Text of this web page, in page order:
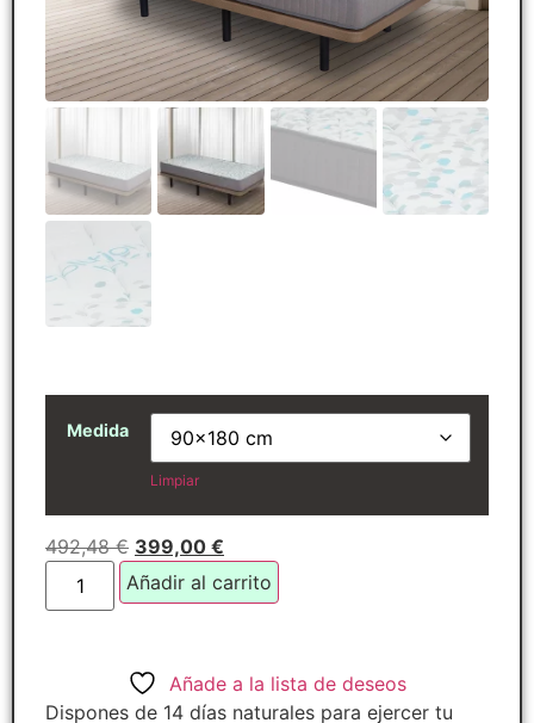
Medida
Limpiar
492,48€ 399,00 €
Añadir al carrito
Añade a la lista de deseos
Dispones de 14 días naturales para ejercer tu